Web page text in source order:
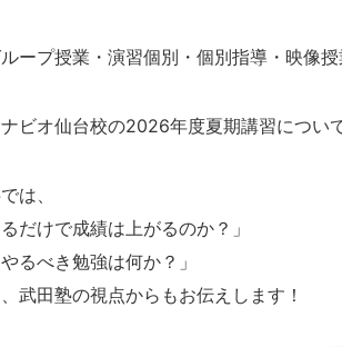
ープ授業・演習個別・個別指導・映像
ビオ仙台校の2026年度夏期講習につい
は、
だけで成績は上がるのか？」
るべき勉強は何か？」
武田塾の視点からもお伝えします！